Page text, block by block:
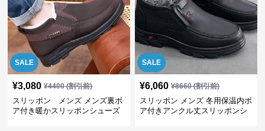
SALE
¥3,080 ¥4400(割引前)
スリッポン メンズ メンズ裏ボ
ア付き暖かスリッポンシューズ
SALE
¥6,060 ¥8660(割引前)
スリッポン メンズ 冬用保温内ボ
ア付きアンクル丈スリッポンシ